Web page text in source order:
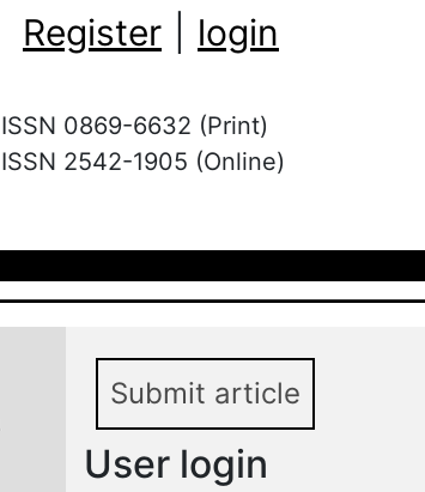
Register
login
ISSN 0869-6632 (Print)
ISSN 2542-1905 (Online)
Submit article
User login